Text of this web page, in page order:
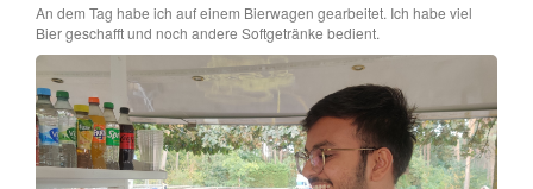
An dem Tag habe ich auf einem Bierwagen gearbeitet. Ich habe viel
Bier geschafft und noch andere Softgetränke bedient.